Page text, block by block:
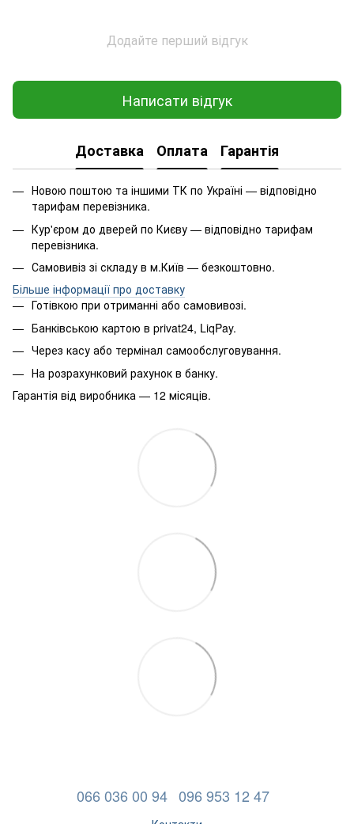
Додайте перший відгук
Написати відгук
Доставка Оплата Гарантія
Новою поштою та іншими ТК по Україні — відповідно
тарифам перевізника.
Кур'єром до дверей по Києву — відповідно тарифам
перевізника.
Самовивіз зі складу в м.Київ — безкоштовно.
Більше інформації про доставку
Готівкою при отриманні або самовивозі.
Банківською картою в privat24, LiqPay.
Через касу або термінал самообслуговування.
На розрахунковий рахунок в банку.
Гарантія від виробника — 12 місяців.
066 036 00 94 096 953 12 47